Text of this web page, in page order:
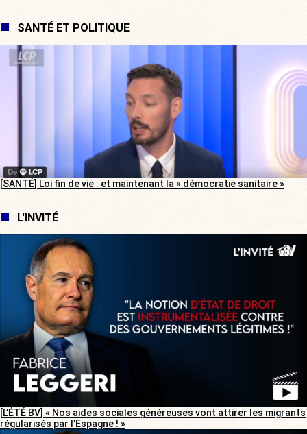
SANTÉ ET POLITIQUE
[SANTÉ] Loi fin de vie : et maintenant la « démocratie sanitaire »
L'INVITÉ
[L’ÉTÉ BV] « Nos aides sociales généreuses vont attirer les migrants
régularisés par l’Espagne ! »